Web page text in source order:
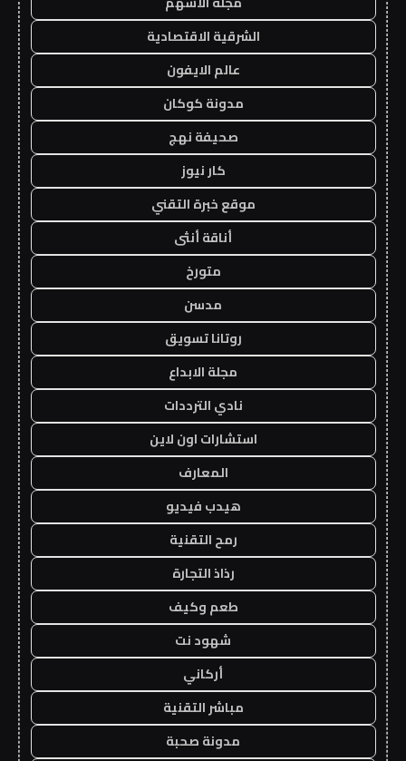
الشرقية الاقتصادية
عالم الايفون
مدونة كوكان
صحيفة نهج
كار نيوز
موقع خبرة التقني
أناقة أنثى
متورخ
مدسن
روتانا تسويق
مجلة الابداع
نادي الترددات
استشارات اون لاين
المعارف
هيدب فيديو
رمح التقنية
رذاذ التجارة
طعم وكيف
شهود نت
أركاني
مباشر التقنية
مدونة صحبة